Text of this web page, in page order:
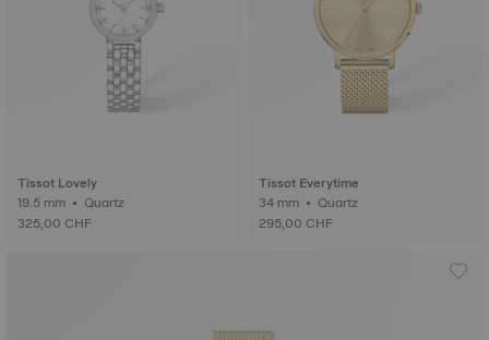
Tissot Lovely
19.5 mm • Quartz
325,00 CHF
Tissot Everytime
34 mm • Quartz
295,00 CHF